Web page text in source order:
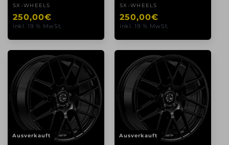
Anbieter:
SX-WHEELS
Normaler
Preis
250,00€
inkl. 19 % MwSt.
Anbieter:
SX-WHEELS
Normaler
Preis
250,00€
inkl. 19 % MwSt.
Ausverkauft Ausverkauft